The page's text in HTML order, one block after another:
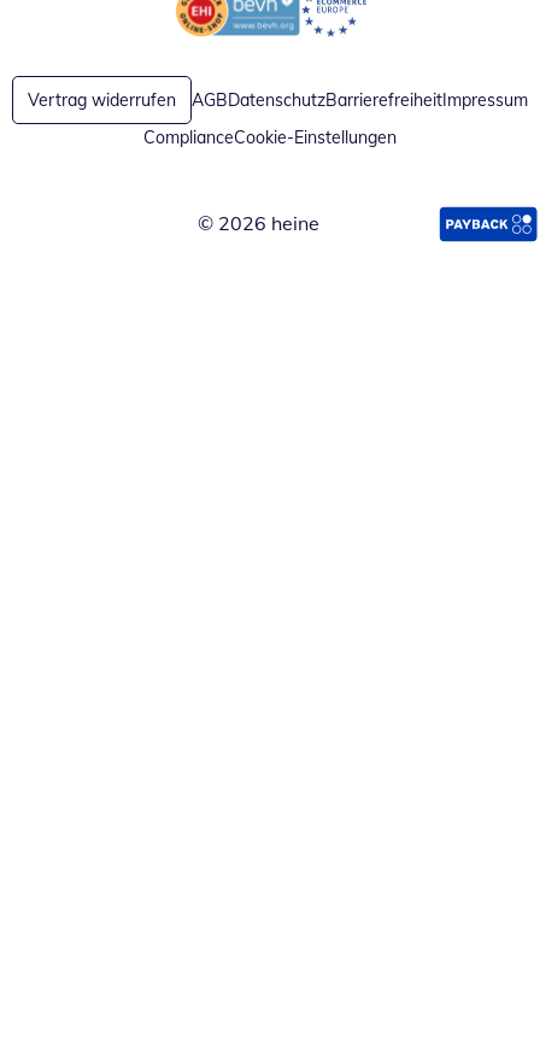
Öffnet in neuem FensterÖffnet in neuem Fenster
Vertrag widerrufen AGBDatenschutzBarrierefreiheitImpressum
ComplianceCookie-Einstellungen
© 2026 heine